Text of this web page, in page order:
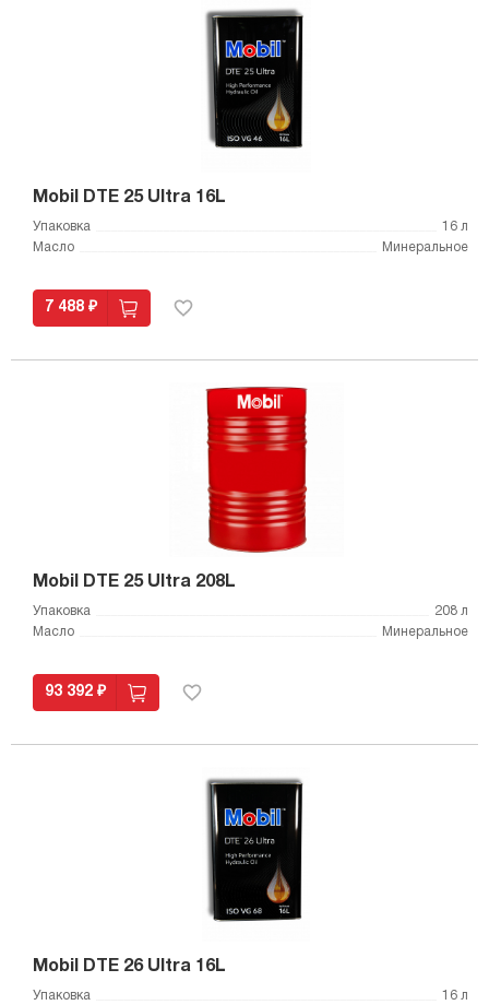
Mobil DTE 25 Ultra 16L
Упаковка
16 л
Масло
Минеральное
7 488 ₽
Mobil DTE 25 Ultra 208L
Упаковка
208 л
Масло
Минеральное
93 392 ₽
Mobil DTE 26 Ultra 16L
Упаковка
16 л